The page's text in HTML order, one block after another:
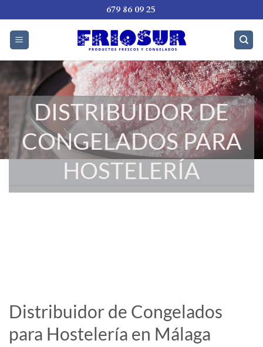
al
contenido
679 86 09 25
DISTRIBUIDOR DE
CONGELADOS PARA
HOSTELERÍA
Distribuidor de Congelados
para Hostelería en Málaga